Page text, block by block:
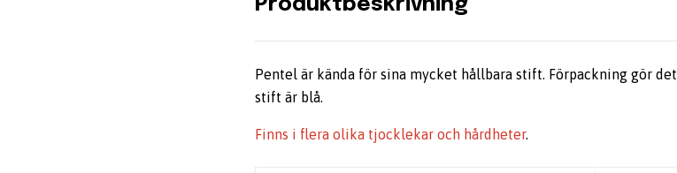
Produktbeskrivning
Pentel är kända för sina mycket hållbara stift. Förpackning gör
stift är blå.
Finns i flera olika tjocklekar och hårdheter.